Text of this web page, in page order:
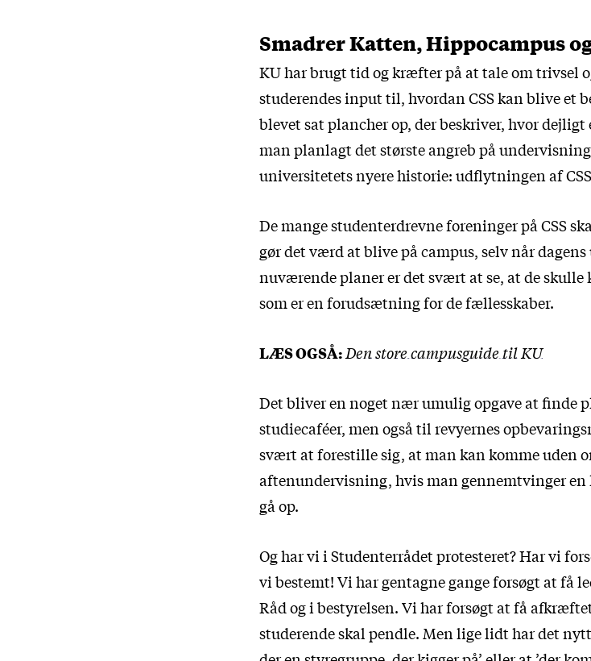
Smadrer Katten, Hippocampus
KU har brugt tid og kræfter på at tale om trivsel
studerendes input til, hvordan CSS kan blive et
blevet sat plancher op, der beskriver, hvor dejligt
man planlagt det største angreb på
universitetets nyere historie: udflytningen af
De mange studenterdrevne foreninger på CSS
gør det værd at blive på campus, selv når
nuværende planer er det svært at se, at de skulle
som er en forudsætning for de fællesskaber.
LÆS OGSÅ:Den store campusguide til KU
Det bliver en noget nær umulig opgave at finde
studiecaféer, men også til revyernes
svært at forestille sig, at man kan komme uden
aftenundervisning, hvis man gennemtvinger
gå op.
Og har vi i Studenterrådet protesteret? Har vi
vi bestemt! Vi har gentagne gange forsøgt at få
Råd og i bestyrelsen. Vi har forsøgt at få
studerende skal pendle. Men lige lidt har det